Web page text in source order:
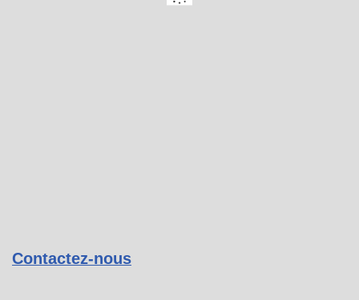
Contactez-nous